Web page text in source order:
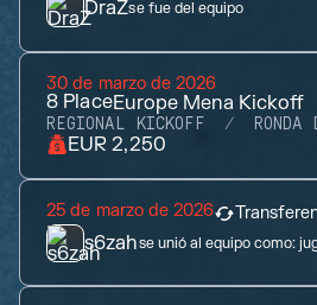
DraZse fue del equipo
30 de marzo de 2026
8 PlaceEurope Mena Kickoff
REGIONAL KICKOFF
EUR 2,250
25 de marzo de 2026
s6zahse unió al equipo como: